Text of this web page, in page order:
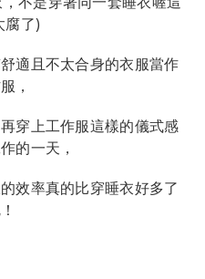
腐了)
適且不太合身的衣服當作
，
穿上工作服這樣的儀式感
的一天，
效率真的比穿睡衣好多了